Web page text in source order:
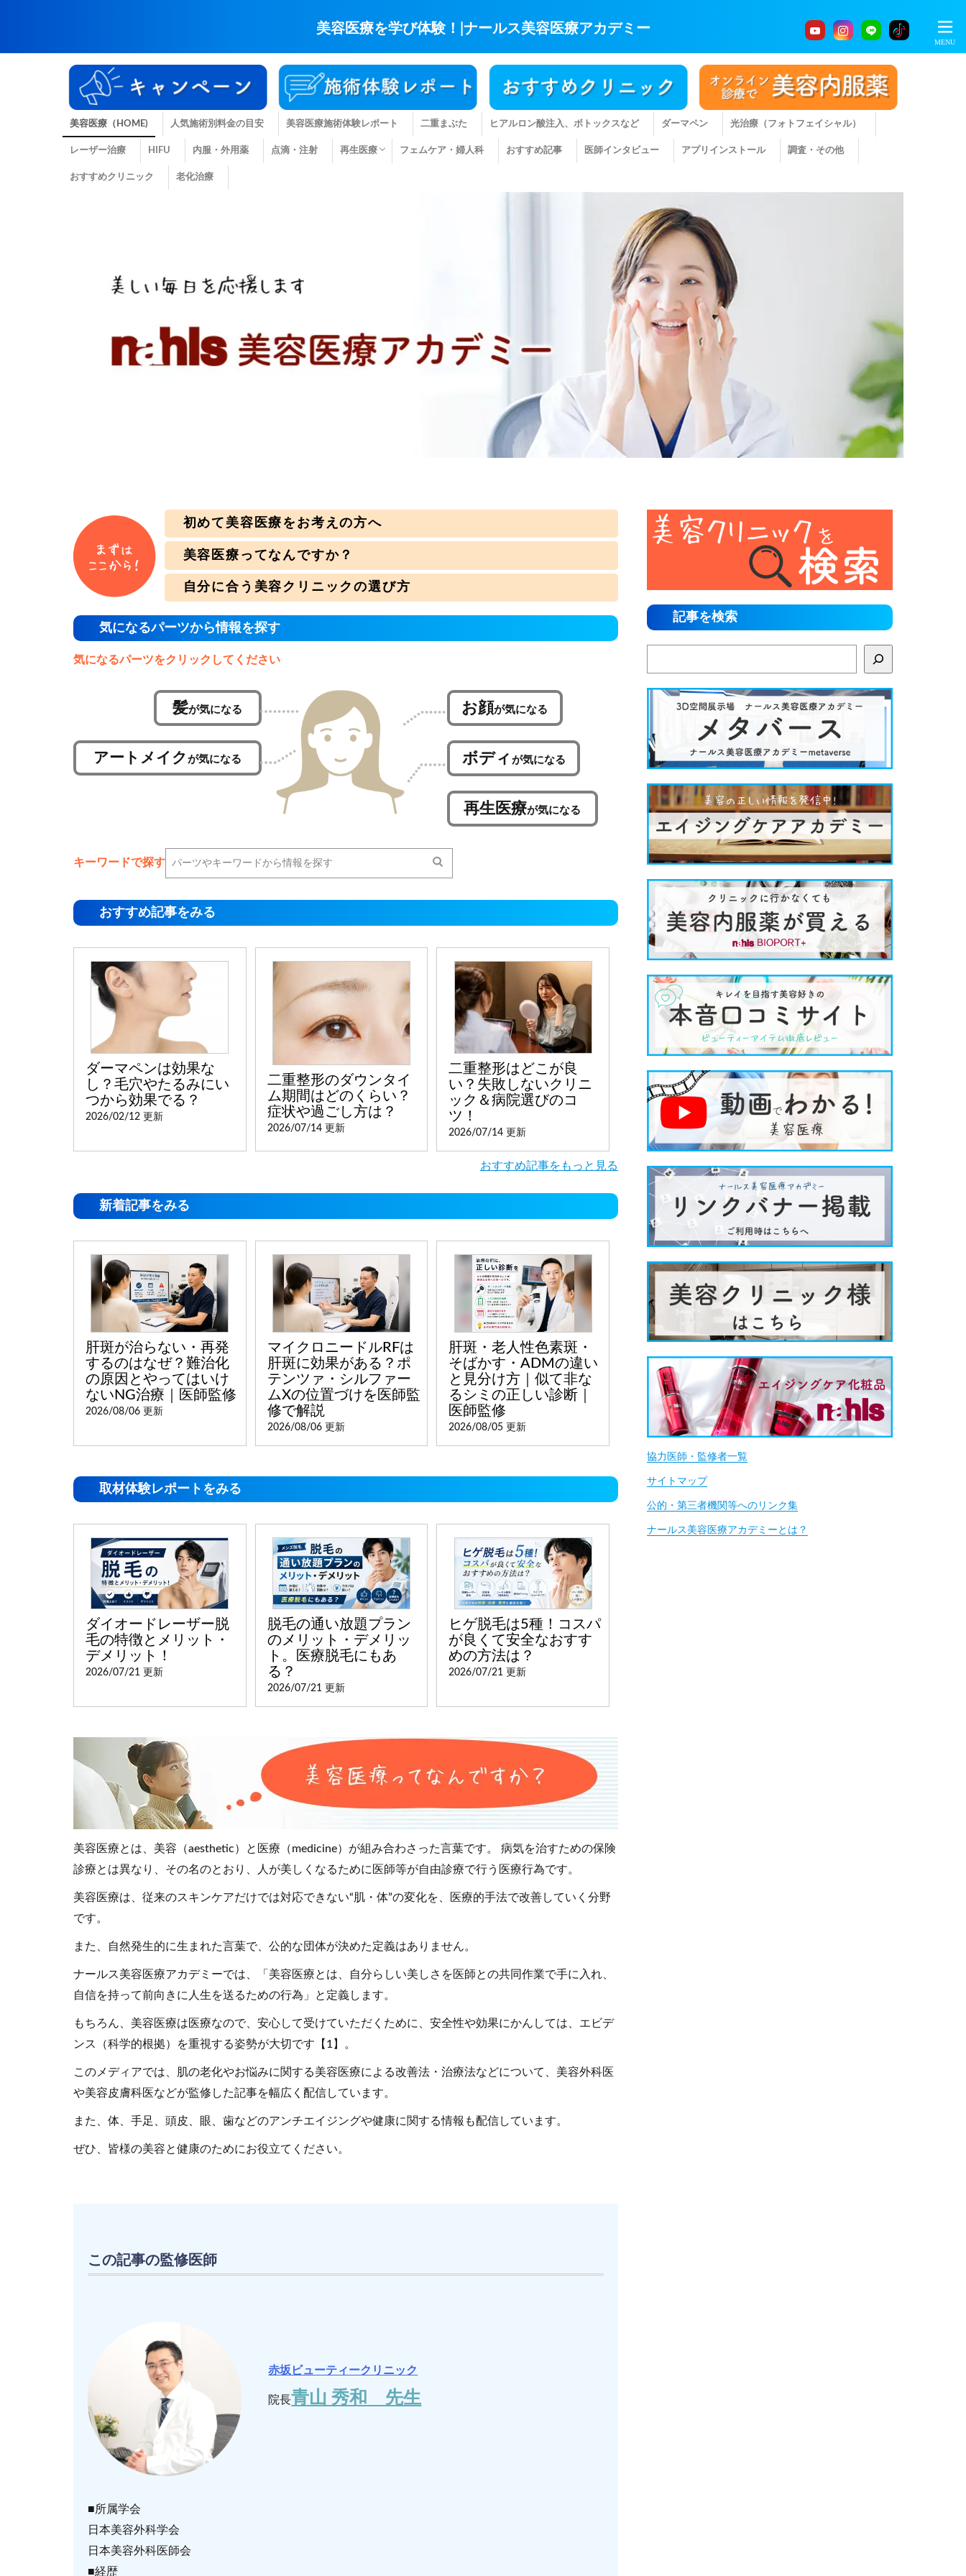
美容医療を学び体験！|ナールス美容医療アカデミー
美容医療（HOME) 人気施術別料金の目安 美容医療施術体験レポート 二重まぶた ヒアルロン酸注入、ボトックスなど ダーマペン 光治療（フォトフェイシャル）
レーザー治療 HIFU 内服・外用薬 点滴・注射 再生医療 フェムケア・婦人科 おすすめ記事 医師インタビュー アプリインストール 調査・その他
おすすめクリニック 老化治療
初めて美容医療をお考えの方へ
美容医療ってなんですか？
自分に合う美容クリニックの選び方
気になるパーツから情報を探す
気になるパーツをクリックしてください
髪が気になる
アートメイク が気になる
お顔が気になる
ボディ が気になる
再生医療が気になる
キーワードで探す
おすすめ記事をみる
ダーマペンは効果な
し？毛穴やたるみにい
つから効果でる？
2026/02/12 更新
二重整形のダウンタイ
ム期間はどのくらい？
症状や過ごし方は？
2026/07/14 更新
二重整形はどこが良
い？失敗しないクリニ
ック＆病院選びのコ
ツ！
2026/07/14 更新
おすすめ記事をもっと見る
新着記事をみる
肝斑が治らない・再発
するのはなぜ？難治化
の原因とやってはいけ
ないNG治療｜医師監修
2026/08/06 更新
マイクロニードルRFは
肝斑に効果がある？ポ
テンツァ・シルファー
ムXの位置づけを医師監
修で解説
2026/08/06 更新
肝斑・老人性色素斑・
そばかす・ADMの違い
と見分け方｜似て非な
るシミの正しい診断｜
医師監修
2026/08/05 更新
取材体験レポートをみる
ダイオードレーザー脱
毛の特徴とメリット・
デメリット！
2026/07/21 更新
脱毛の通い放題プラン
のメリット・デメリッ
ト。医療脱毛にもあ
る？
2026/07/21 更新
ヒゲ脱毛は5種！コスパ
が良くて安全なおすす
めの方法は？
2026/07/21 更新
美容医療とは、美容（aesthetic）と医療（medicine）が組み合わさった言葉です。 病気を治すための保険
診療とは異なり、その名のとおり、人が美しくなるために医師等が自由診療で行う医療行為です。
美容医療は、従来のスキンケアだけでは対応できない“肌・体”の変化を、医療的手法で改善していく分野
です。
また、自然発生的に生まれた言葉で、公的な団体が決めた定義はありません。
ナールス美容医療アカデミーでは、「美容医療とは、自分らしい美しさを医師との共同作業で手に入れ、
自信を持って前向きに人生を送るための行為」と定義します。
もちろん、美容医療は医療なので、安心して受けていただくために、安全性や効果にかんしては、エビデ
ンス（科学的根拠）を重視する姿勢が大切です【1】。
このメディアでは、肌の老化やお悩みに関する美容医療による改善法・治療法などについて、美容外科医
や美容皮膚科医などが監修した記事を幅広く配信しています。
また、体、手足、頭皮、眼、歯などのアンチエイジングや健康に関する情報も配信しています。
ぜひ、皆様の美容と健康のためにお役立てください。
この記事の監修医師
赤坂ビューティークリニック
院長青山 秀和 先生
■所属学会
日本美容外科学会
日本美容外科医師会
■経歴
記事を検索
協力医師・監修者一覧
サイトマップ
公的・第三者機関等へのリンク集
ナールス美容医療アカデミーとは？